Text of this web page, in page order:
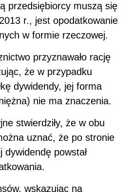
przedsiębiorcy muszą się
r., jest opodatkowanie
w formie rzeczowej.
przyznawało rację
że w przypadku
dywidendy, jej forma
nie ma znaczenia.
stwierdziły, że w obu
uznać, że po stronie
dywidendę powstał
wskazując na